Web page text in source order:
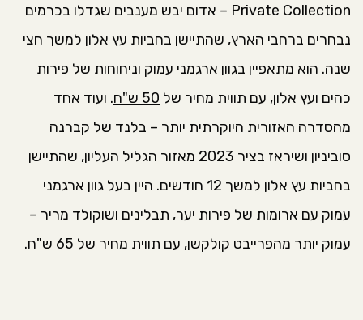
Private Collection – אדום יבש מענבים שגדלו בכרמים
נבחרים ברחבי הארץ, שהתיישן בחביות עץ אלון למשך חצי
שנה. הוא מתאפיין בגוון ארגמני עמוק וניחוחות של פירות
כהים ועץ אלון, עם תווית מחיר של 50 ש"ח
. ועוד אחד
מהסדרה האזורית היוקרתית יותר – בלנד של קברנה
סוביניון ושיראז בציר 2023 מאזור הגליל העליון, שהתיישן
בחביות עץ אלון למשך 12 חודשים. היין בעל גוון ארגמני
עמוק עם ארומות של פירות יער, תבלינים ושוקולד מריר –
עמוק יותר מהפרייבט קולקשן, עם תווית מחיר של 65 ש"ח .